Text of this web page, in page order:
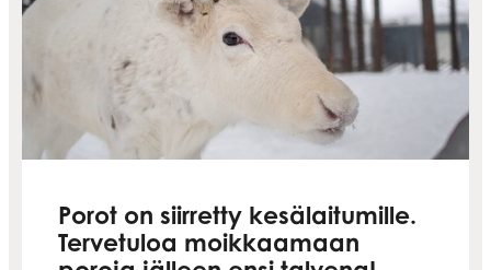
Porot on siirretty kesälaitumille.
Tervetuloa moikkaamaan